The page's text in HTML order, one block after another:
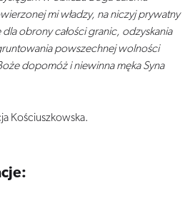
mi władzy, na niczyj prywatny
obrony całości granic, odzyskania
powszechnej wolności
dopomóż i niewinna męka Syna
Kościuszkowska.